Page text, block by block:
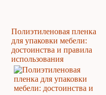
Полиэтиленовая пленка
для упаковки мебели:
достоинства и правила
использования